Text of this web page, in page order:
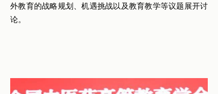
外教育的战略规划、机遇挑战以及教育教学等议题展开讨
论。